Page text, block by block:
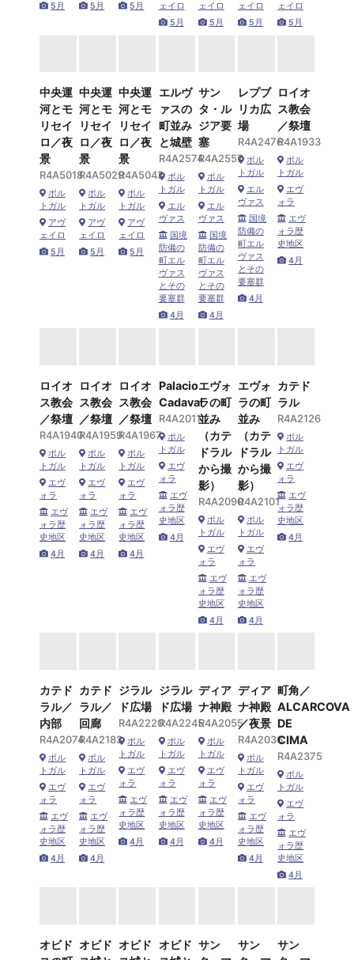
5月 5月 5月
ェイロ
5月
ェイロ
5月
ェイロ
5月
ェイロ
5月
中央運
河とモ
リセイ
ロ／夜
景
R4A5018
ポル
トガル
アヴ
ェイロ
5月
中央運
河とモ
リセイ
ロ／夜
景
R4A5029
ポル
トガル
アヴ
ェイロ
5月
中央運
河とモ
リセイ
ロ／夜
景
R4A5043
ポル
トガル
アヴ
ェイロ
5月
エルヴ
ァスの
町並み
と城壁
R4A2574
ポル
トガル
エル
ヴァス
国境
防備の
町エル
ヴァス
とその
要塞群
4月
サン
タ・ル
ジア要
塞
R4A2557
ポル
トガル
エル
ヴァス
国境
防備の
町エル
ヴァス
とその
要塞群
4月
レプブ
リカ広
場
R4A2476
ポル
トガル
エル
ヴァス
国境
防備の
町エル
ヴァス
とその
要塞群
4月
ロイオ
ス教会
／祭壇
R4A1933
ポル
トガル
エヴ
ォラ
エヴ
ォラ歴
史地区
4月
ロイオ
ス教会
／祭壇
R4A1940
ポル
トガル
エヴ
ォラ
エヴ
ォラ歴
史地区
4月
ロイオ
ス教会
／祭壇
R4A1959
ポル
トガル
エヴ
ォラ
エヴ
ォラ歴
史地区
4月
ロイオ
ス教会
／祭壇
R4A1967
ポル
トガル
エヴ
ォラ
エヴ
ォラ歴
史地区
4月
Palacio
Cadaval
R4A2011
ポル
トガル
エヴ
ォラ
エヴ
ォラ歴
史地区
4月
エヴォ
ラの町
並み
（カテ
ドラル
から撮
影）
R4A2090
ポル
トガル
エヴ
ォラ
エヴ
ォラ歴
史地区
4月
エヴォ
ラの町
並み
（カテ
ドラル
から撮
影）
R4A2101
ポル
トガル
エヴ
ォラ
エヴ
ォラ歴
史地区
4月
カテド
ラル
R4A2126
ポル
トガル
エヴ
ォラ
エヴ
ォラ歴
史地区
4月
カテド
ラル／
内部
R4A2074
ポル
トガル
エヴ
ォラ
エヴ
ォラ歴
史地区
4月
カテド
ラル／
回廊
R4A2183
ポル
トガル
エヴ
ォラ
エヴ
ォラ歴
史地区
4月
ジラル
ド広場
R4A2220
ポル
トガル
エヴ
ォラ
エヴ
ォラ歴
史地区
4月
ジラル
ド広場
R4A2245
ポル
トガル
エヴ
ォラ
エヴ
ォラ歴
史地区
4月
ディア
ナ神殿
R4A2055
ポル
トガル
エヴ
ォラ
エヴ
ォラ歴
史地区
4月
ディア
ナ神殿
／夜景
R4A2036
ポル
トガル
エヴ
ォラ
エヴ
ォラ歴
史地区
4月
町角／
ALCARCOVA
DE
CIMA
R4A2375
ポル
トガル
エヴ
ォラ
エヴ
ォラ歴
史地区
4月
オビド オビド オビド オビド サン
サン
サン